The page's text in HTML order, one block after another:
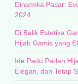
Dinamika Pasar:
2024
Di Balik Estetika
Hijab Gamis yang
Ide Padu Padan
Elegan, dan Tetap